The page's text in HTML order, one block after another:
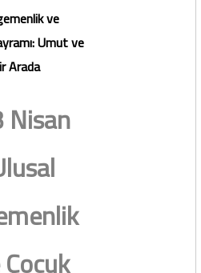
ve
Umut ve
Arada
Nisan